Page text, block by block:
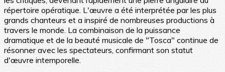
répertoire opératique. L'œuvre a été interprétée par les plus
grands chanteurs et a inspiré de nombreuses productions à
travers le monde. La combinaison de la puissance
dramatique et de la beauté musicale de "Tosca" continue de
résonner avec les spectateurs, confirmant son statut
d'œuvre intemporelle.